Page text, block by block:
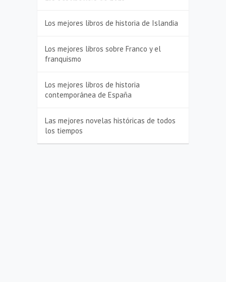
Los mejores libros de historia de Islandia
Los mejores libros sobre Franco y el
franquismo
Los mejores libros de historia
contemporánea de España
Las mejores novelas históricas de todos
los tiempos